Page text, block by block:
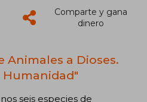
Comparte y gana
dinero
Animales a Dioses.
Humanidad"
seis especies de